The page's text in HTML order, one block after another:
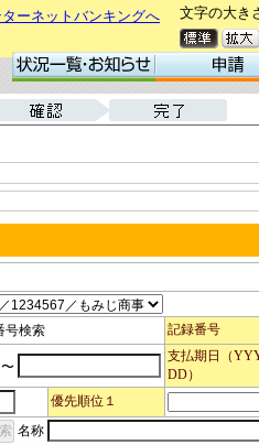
ーネットバンキングへ
文字の大き
号検索 記録番号
〜
支払期日
（
DD）
優先順位１
名称